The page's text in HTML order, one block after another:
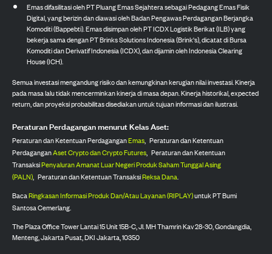
Emas difasilitasi oleh PT Pluang Emas Sejahtera sebagai Pedagang Emas Fisik
Digital, yang berizin dan diawasi oleh Badan Pengawas Perdagangan Berjangka
Komoditi (Bappebti). Emas disimpan oleh PT ICDX Logistik Berikat (ILB) yang
bekerja sama dengan PT Brinks Solutions Indonesia (Brink's), dicatat di Bursa
Komoditi dan Derivatif Indonesia (ICDX), dan dijamin oleh Indonesia Clearing
House (ICH).
Semua investasi mengandung risiko dan kemungkinan kerugian nilai investasi. Kinerja
pada masa lalu tidak mencerminkan kinerja di masa depan. Kinerja historikal, expected
return, dan proyeksi probabilitas disediakan untuk tujuan informasi dan ilustrasi.
Peraturan Perdagangan menurut Kelas Aset:
Peraturan dan Ketentuan PerdaganganEmas, Peraturan dan Ketentuan
PerdaganganAset Crypto dan Crypto Futures, Peraturan dan Ketentuan
TransaksiPenyaluran Amanat Luar Negeri Produk Saham Tunggal Asing
(PALN), Peraturan dan Ketentuan TransaksiReksa Dana.
BacaRingkasan Informasi Produk Dan/Atau Layanan (RIPLAY)untuk PT Bumi
Santosa Cemerlang.
The Plaza Office Tower Lantai 15 Unit 15B-C, Jl. MH Thamrin Kav 28-30, Gondangdia,
Menteng, Jakarta Pusat, DKI Jakarta, 10350